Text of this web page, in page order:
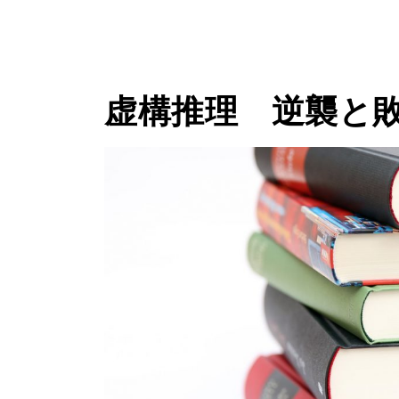
虚構推理 逆襲と